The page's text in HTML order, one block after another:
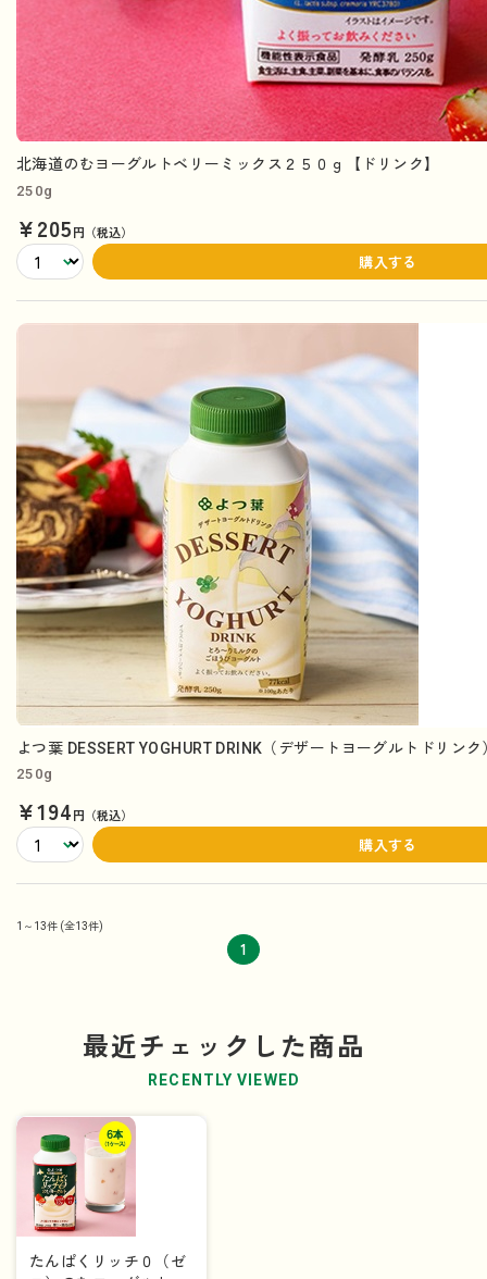
北海道のむヨーグルトベリーミックス２５０ｇ【ドリンク】
250g
¥205円（税込）
購入する
よつ葉 DESSERT YOGHURT DRINK（デザートヨーグルトドリン
250g
¥194円（税込）
購入する
1～13件 (全13件)
1
最近チェックした商品
RECENTLY VIEWED
たんぱくリッチ０（ゼ